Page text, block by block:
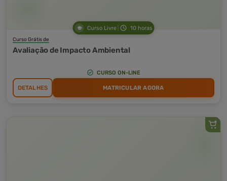
Curso Livre 10 horas
Curso Grátis de
Avaliação de Impacto Ambiental
CURSO ON-LINE
DETALHES MATRICULAR AGORA